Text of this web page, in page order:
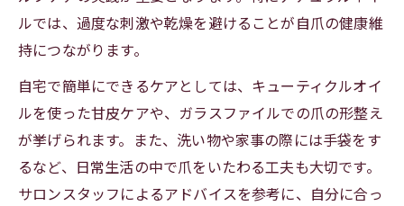
ルでは、過度な刺激や乾燥を避けることが自爪の健康維
持につながります。
自宅で簡単にできるケアとしては、キューティクルオイ
ルを使った甘皮ケアや、ガラスファイルでの爪の形整え
が挙げられます。また、洗い物や家事の際には手袋をす
るなど、日常生活の中で爪をいたわる工夫も大切です。
サロンスタッフによるアドバイスを参考に、自分に合っ